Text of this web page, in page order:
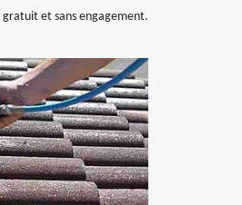
gratuit et sans engagement.